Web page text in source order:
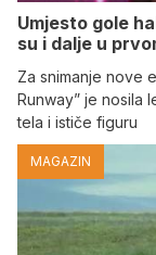
Umjesto gole
su i dalje u
Za snimanje nove
Runway” je nosila
tela i ističe figuru
MAGAZIN